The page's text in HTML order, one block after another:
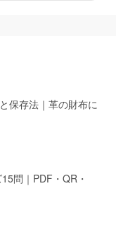
保存法｜革の財布に
問｜PDF・QR・